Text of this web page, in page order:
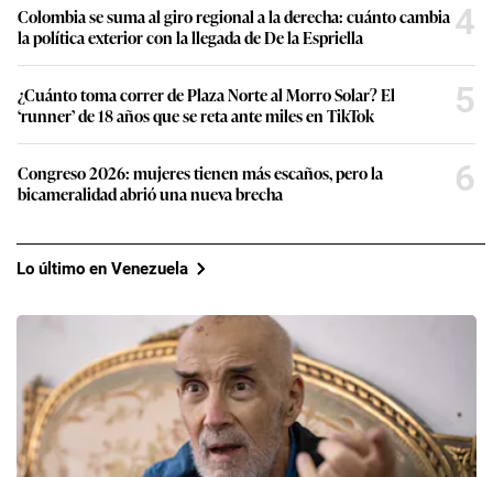
Colombia se suma al giro regional a la derecha: cuánto cambia
la política exterior con la llegada de De la Espriella
4
¿Cuánto toma correr de Plaza Norte al Morro Solar? El
‘runner’ de 18 años que se reta ante miles en TikTok
5
Congreso 2026: mujeres tienen más escaños, pero la
bicameralidad abrió una nueva brecha
6
Lo último en Venezuela